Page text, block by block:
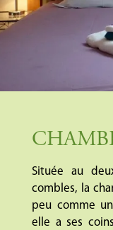
Située au
combles, la
peu comme
elle a ses